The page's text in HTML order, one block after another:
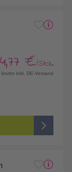
4,77 €/Stck.
brutto inkl. DE-Versand